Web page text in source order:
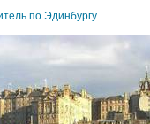
по Эдинбургу